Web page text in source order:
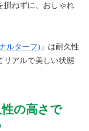
損ねずに、おしゃれ
ルターフ) 」は耐久性
リアルで美しい状態
の高さで